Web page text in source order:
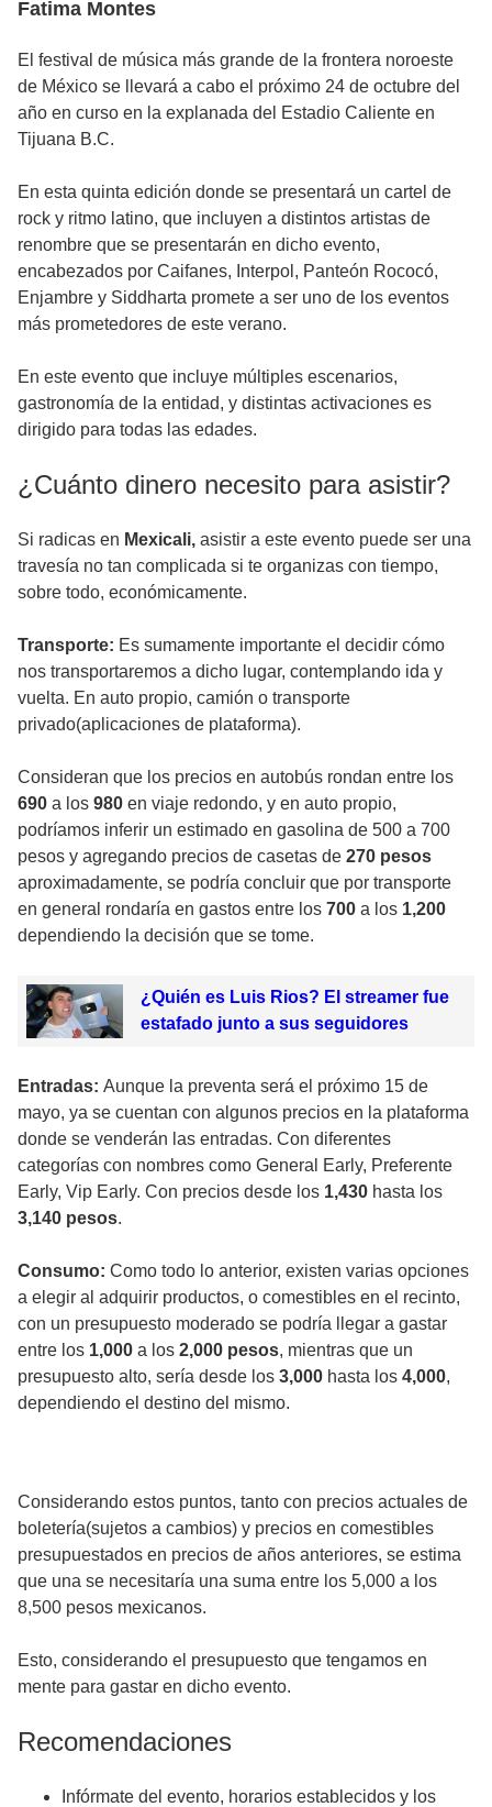
Fatima Montes
El festival de música más grande de la frontera noroeste
de México se llevará a cabo el próximo 24 de octubre del
año en curso en la explanada del Estadio Caliente en
Tijuana B.C.
En esta quinta edición donde se presentará un cartel de
rock y ritmo latino, que incluyen a distintos artistas de
renombre que se presentarán en dicho evento,
encabezados por Caifanes, Interpol, Panteón Rococó,
Enjambre y Siddharta promete a ser uno de los eventos
más prometedores de este verano.
En este evento que incluye múltiples escenarios,
gastronomía de la entidad, y distintas activaciones es
dirigido para todas las edades.
¿Cuánto dinero necesito para asistir?
Si radicas en Mexicali, asistir a este evento puede ser una
travesía no tan complicada si te organizas con tiempo,
sobre todo, económicamente.
Transporte: Es sumamente importante el decidir cómo
nos transportaremos a dicho lugar, contemplando ida y
vuelta. En auto propio, camión o transporte
privado(aplicaciones de plataforma).
Consideran que los precios en autobús rondan entre los
690 a los 980 en viaje redondo, y en auto propio,
podríamos inferir un estimado en gasolina de 500 a 700
pesos y agregando precios de casetas de 270 pesos
aproximadamente, se podría concluir que por transporte
en general rondaría en gastos entre los 700 a los 1,200
dependiendo la decisión que se tome.
¿Quién es Luis Rios? El streamer fue
estafado junto a sus seguidores
Entradas: Aunque la preventa será el próximo 15 de
mayo, ya se cuentan con algunos precios en la plataforma
donde se venderán las entradas. Con diferentes
categorías con nombres como General Early, Preferente
Early, Vip Early. Con precios desde los 1,430 hasta los
3,140 pesos.
Consumo: Como todo lo anterior, existen varias opciones
a elegir al adquirir productos, o comestibles en el recinto,
con un presupuesto moderado se podría llegar a gastar
entre los 1,000 a los 2,000 pesos, mientras que un
presupuesto alto, sería desde los 3,000 hasta los 4,000,
dependiendo el destino del mismo.
Considerando estos puntos, tanto con precios actuales de
boletería(sujetos a cambios) y precios en comestibles
presupuestados en precios de años anteriores, se estima
que una se necesitaría una suma entre los 5,000 a los
8,500 pesos mexicanos.
Esto, considerando el presupuesto que tengamos en
mente para gastar en dicho evento.
Recomendaciones
Infórmate del evento, horarios establecidos y los